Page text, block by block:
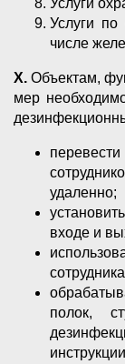
Услуги
Услуги
числе
X. Объектам,
мер
удаленно;
входе и
полок,